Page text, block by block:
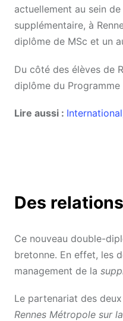
actuellement au sein de
supplémentaire, à
diplôme de MSc et un
Du côté des élèves de
diplôme du Programme
Lire aussi :
Des
Ce nouveau double-
bretonne. En effet, les
management de la
Le partenariat des
Rennes Métropole sur